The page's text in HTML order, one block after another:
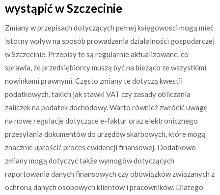
wystąpić w Szczecinie
Zmiany w przepisach dotyczących pełnej księgowości mogą mieć
istotny wpływ na sposób prowadzenia działalności gospodarczej
w Szczecinie. Przepisy te są regularnie aktualizowane, co
sprawia, że przedsiębiorcy muszą być na bieżąco ze wszystkimi
nowinkami prawnymi. Często zmiany te dotyczą kwestii
podatkowych, takich jak stawki VAT czy zasady obliczania
zaliczek na podatek dochodowy. Warto również zwrócić uwagę
na nowe regulacje dotyczące e-faktur oraz elektronicznego
przesyłania dokumentów do urzędów skarbowych, które mogą
znacznie uprościć proces ewidencji finansowej. Dodatkowo
zmiany mogą dotyczyć także wymogów dotyczących
raportowania danych finansowych czy obowiązków związanych z
ochroną danych osobowych klientów i pracowników. Dlatego